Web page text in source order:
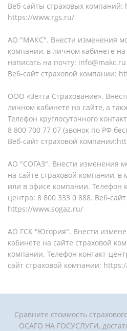
Веб-сайты страховых
https://www.rgs.ru/
АО "МАКС". Внести изменения
компании, в личном кабинете
написать на почту: info@makc.ru
Веб-сайт страховой компании:
ООО «Зетта Страхование».
личном кабинете на сайте, а
Телефон круглосуточного
8 800 700 77 07 (звонок по РФ
Веб-сайт страховой
АО "СОГАЗ". Внести изменения
на сайте страховой компании,
или в офисе компании. Телефон
центра: 8 800 333 0 888. Веб-
https://www.sogaz.ru/
АО ГСК "Югория". Внести
кабинете на сайте страховой
компании. Телефон контакт-
сайт страховой компании:
Сравните стоимость
ОСАГО НА ГОСУСЛУГИ,